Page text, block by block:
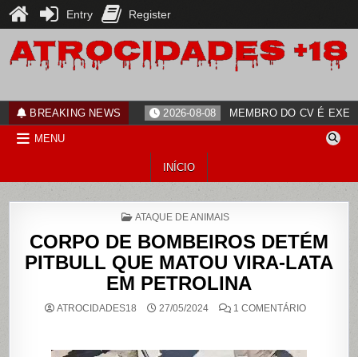
content
BREAKING NEWS 2026-08-08 MEMBRO DO CV É
MENU
INÍCIO
POSTED
ATAQUE DE ANIMAIS
CORPO DE BOMBEIROS DETÉM
PITBULL QUE MATOU VIRA-LATA
EM PETROLINA
ATROCIDADES18 27/05/2024 1 COMENTÁRIOEM
Entry Register